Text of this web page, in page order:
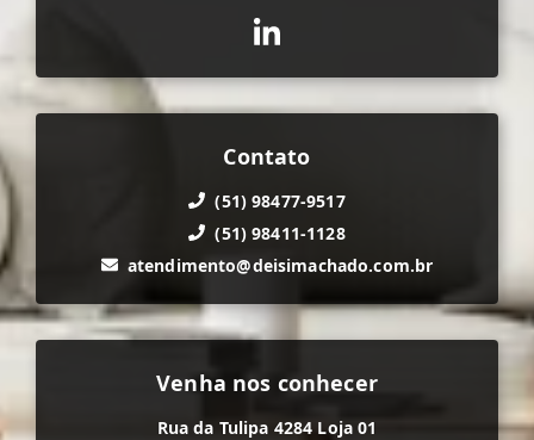
Contato
(51) 98477-9517
(51) 98411-1128
atendimento@deisimachado.com.br
Venha nos conhecer
Rua da Tulipa 4284 Loja 01